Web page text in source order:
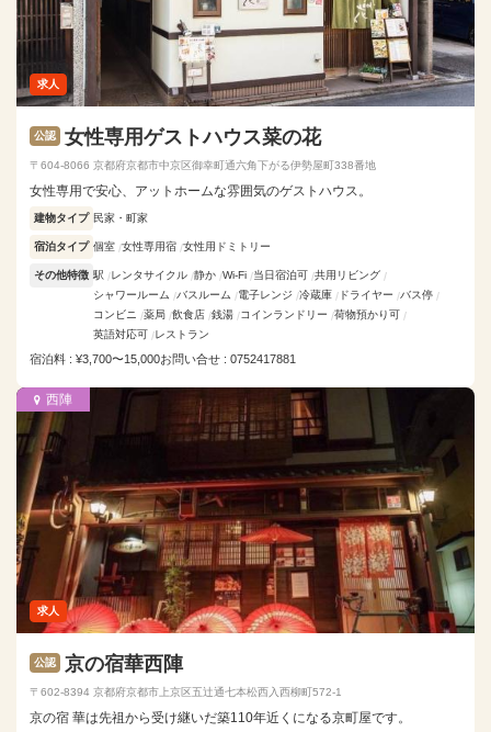
公認 女性専用ゲストハウス菜の花
〒604-8066 京都府京都市中京区御幸町通六角下がる伊勢屋町338番地
女性専用で安心、アットホームな雰囲気のゲストハウス。
建物タイプ 民家・町家
宿泊タイプ 個室 女性専用宿 女性用ドミトリー
その他特徴 駅 レンタサイクル 静か Wi-Fi 当日宿泊可 共用リビング
シャワールーム
バスルーム 電子レンジ 冷蔵庫 ドライヤー
バス停
コンビニ
薬局 飲食店 銭湯 コインランドリー
荷物預かり可
英語対応可
レストラン
宿泊料 : ¥3,700〜15,000お問い合せ : 0752417881
求人
公認 京の宿華西陣
〒602-8394 京都府京都市上京区五辻通七本松西入西柳町572-1
西陣
京の宿 華は先祖から受け継いだ築110年近くになる京町屋です。
求人